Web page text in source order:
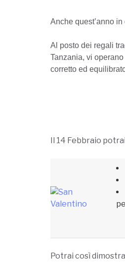
Anche quest’anno
Al posto dei regali
Tanzania, vi
corretto ed
Il 14 Febbraio
Potrai così